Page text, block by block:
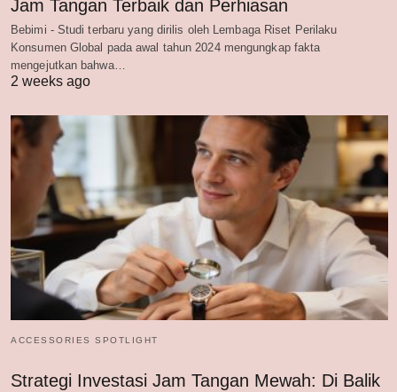
Jam Tangan Terbaik dan Perhiasan
Bebimi - Studi terbaru yang dirilis oleh Lembaga Riset Perilaku
Konsumen Global pada awal tahun 2024 mengungkap fakta
mengejutkan bahwa…
2 weeks ago
ACCESSORIES SPOTLIGHT
Strategi Investasi Jam Tangan Mewah: Di Balik